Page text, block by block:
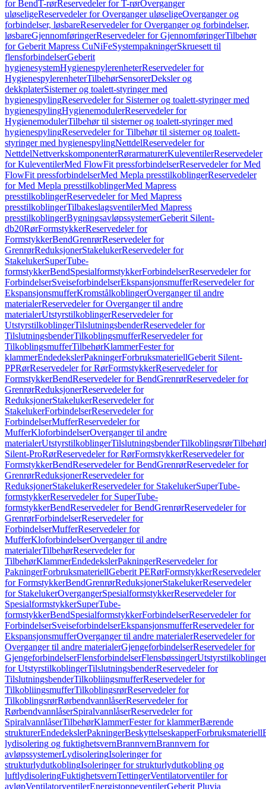
for BendT-rørReservedeler for T-rørOverganger
uløseligeReservedeler for Overganger uløseligeOverganger og
forbindelser, løsbareReservedeler for Overganger og forbindelser,
løsbareGjennomføringerReservedeler for GjennomføringerTilbehør
for Geberit Mapress CuNiFeSystempakningerSkruesett til
flensforbindelserGeberit
hygienesystemHygienespylerenheterReservedeler for
HygienespylerenheterTilbehørSensorerDeksler og
dekkplaterSisterner og toalett-styringer med
hygienespylingReservedeler for Sisterner og toalett-styringer med
hygienespylingHygienemodulerReservedeler for
HygienemodulerTilbehør til sisterner og toalett-styringer med
hygienespylingReservedeler for Tilbehør til sisterner og toalett-
styringer med hygienespylingNettdelReservedeler for
NettdelNettverkskomponenterRørarmaturerKuleventilerReservedeler
for KuleventilerMed FlowFit pressforbindelserReservedeler for Med
FlowFit pressforbindelserMed Mepla presstilkoblingerReservedeler
for Med Mepla presstilkoblingerMed Mapress
presstilkoblingerReservedeler for Med Mapress
presstilkoblingerTilbakeslagsventilerMed Mapress
presstilkoblingerBygningsavløpssystemerGeberit Silent-
db20RørFormstykkerReservedeler for
FormstykkerBendGrenrørReservedeler for
GrenrørReduksjonerStakelukerReservedeler for
StakelukerSuperTube-
formstykkerBendSpesialformstykkerForbindelserReservedeler for
ForbindelserSveiseforbindelserEkspansjonsmufferReservedeler for
EkspansjonsmufferKromstålkoblingerOverganger til andre
materialerReservedeler for Overganger til andre
materialerUtstyrstilkoblingerReservedeler for
UtstyrstilkoblingerTilslutningsbenderReservedeler for
TilslutningsbenderTilkoblingsmufferReservedeler for
TilkoblingsmufferTilbehørKlammerFester for
klammerEndedekslerPakningerForbruksmateriellGeberit Silent-
PPRørReservedeler for RørFormstykkerReservedeler for
FormstykkerBendReservedeler for BendGrenrørReservedeler for
GrenrørReduksjonerReservedeler for
ReduksjonerStakelukerReservedeler for
StakelukerForbindelserReservedeler for
ForbindelserMufferReservedeler for
MufferKloforbindelserOverganger til andre
materialerUtstyrstilkoblingerTilslutningsbenderTilkoblingsrørTilbehør
Silent-ProRørReservedeler for RørFormstykkerReservedeler for
FormstykkerBendReservedeler for BendGrenrørReservedeler for
GrenrørReduksjonerReservedeler for
ReduksjonerStakelukerReservedeler for StakelukerSuperTube-
formstykkerReservedeler for SuperTube-
formstykkerBendReservedeler for BendGrenrørReservedeler for
GrenrørForbindelserReservedeler for
ForbindelserMufferReservedeler for
MufferKloforbindelserOverganger til andre
materialerTilbehørReservedeler for
TilbehørKlammerEndedekslerPakningerReservedeler for
PakningerForbruksmateriellGeberit PERørFormstykkerReservedeler
for FormstykkerBendGrenrørReduksjonerStakelukerReservedeler
for StakelukerOvergangerSpesialformstykkerReservedeler for
SpesialformstykkerSuperTube-
formstykkerBendSpesialformstykkerForbindelserReservedeler for
ForbindelserSveiseforbindelserEkspansjonsmufferReservedeler for
EkspansjonsmufferOverganger til andre materialerReservedeler for
Overganger til andre materialerGjengeforbindelserReservedeler for
GjengeforbindelserFlensforbindelserFlensbøssingerUtstyrstilkoblinger
for UtstyrstilkoblingerTilslutningsbenderReservedeler for
TilslutningsbenderTilkobliingsmufferReservedeler for
TilkobliingsmufferTilkoblingsrørReservedeler for
TilkoblingsrørRørbendvannlåserReservedeler for
RørbendvannlåserSpiralvannlåserReservedeler for
SpiralvannlåserTilbehørKlammerFester for klammerBærende
strukturerEndedekslerPakningerBeskyttelseskapperForbruksmateriell
lydisolering og fuktighetsvernBrannvernBrannvern for
avløpssystemerLydisoleringIsoleringer for
strukturlydutkoblingIsoleringer for strukturlydutkobling og
luftlydisoleringFuktighetsvernTettingerVentilatorventiler for
avløpVentilatorventilerEnergistoppeventilerGeberit Pluvia